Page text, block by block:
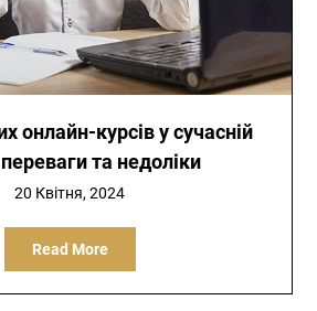
онлайн-курсів у сучасній
переваги та недоліки
20 Квітня, 2024
Read More